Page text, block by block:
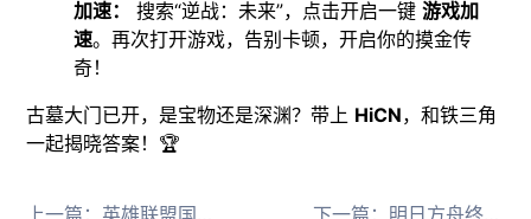
加速：
搜索“逆战：未来”，点击开启一键游戏加
速。再次打开游戏，告别卡顿，开启你的摸金传
奇！
古墓大门已开，是宝物还是深渊？带上 HiCN，和铁三角
一起揭晓答案！🏆
上一篇： 英雄联盟国服新春福利全览！海外用HiCN回国加速器领马年限定皮肤 下一篇： 明日方舟终末地嵌晶玉获取攻略与HiCN回国加速器推荐